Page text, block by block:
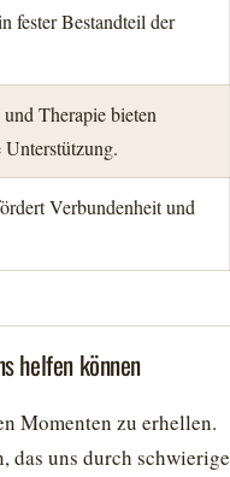
fester Bestandteil der
Therapie bieten
Verbundenheit und
helfen können
Momenten zu erhellen.
das uns durch schwierige